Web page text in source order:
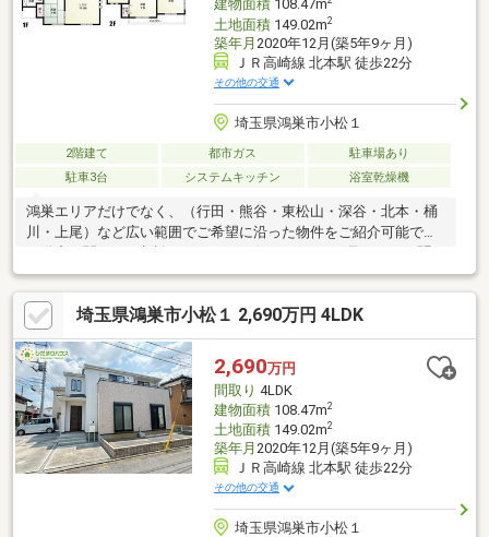
建物面積108.47m
土地面積149.02m2
築年月 2020年12月(築5年9ヶ月)
ＪＲ高崎線 北本駅 徒歩22分
その他の交通
埼玉県鴻巣市小松１
2階建て 都市ガス
駐車場あり
駐車3台
システムキッチン 浴室乾燥機
鴻巣エリアだけでなく、（行田・熊谷・東松山・深谷・北本・桶
川・上尾）など広い範囲でご希望に沿った物件をご紹介可能です♪
だけ大歓迎です(^_^)/
埼玉県鴻巣市小松１ 2,690万円 4LDK
2,690万円
間取り 4LDK
建物面積108.47m2
土地面積149.02m2
築年月 2020年12月(築5年9ヶ月)
ＪＲ高崎線 北本駅 徒歩22分
その他の交通
埼玉県鴻巣市小松１